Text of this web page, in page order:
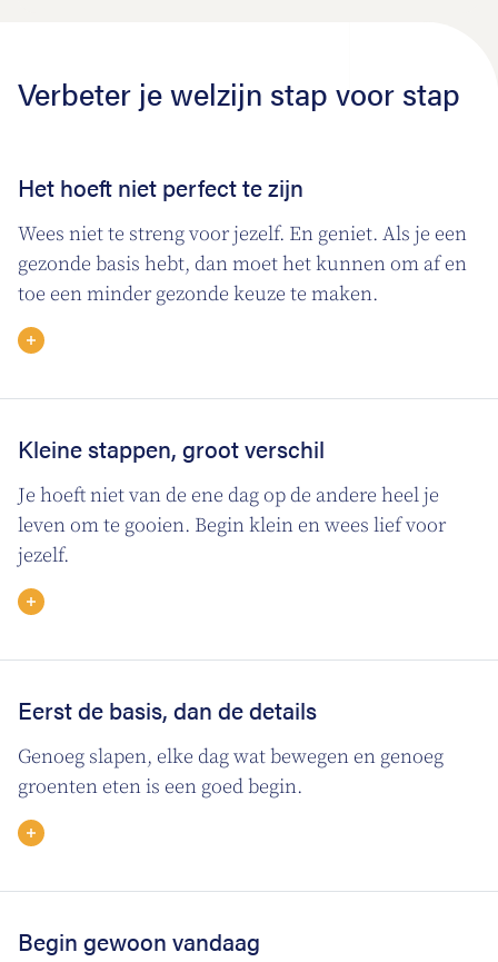
Verbeter je welzijn stap voor stap
Het hoeft niet perfect te zijn
Wees niet te streng voor jezelf. En geniet. Als je een
gezonde basis hebt, dan moet het kunnen om af en
toe een minder gezonde keuze te maken.
Kleine stappen, groot verschil
Je hoeft niet van de ene dag op de andere heel je
leven om te gooien. Begin klein en wees lief voor
jezelf.
Eerst de basis, dan de details
Genoeg slapen, elke dag wat bewegen en genoeg
groenten eten is een goed begin.
Begin gewoon vandaag